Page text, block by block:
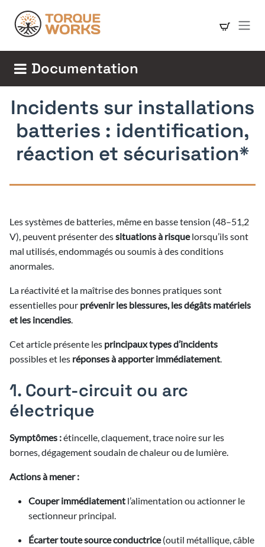
Documentation
2026
2026
2026
2026
2026
2026
2026
2026
2026
2026
2026
2026
2026
2026
Incidents sur installations
batteries : identification,
réaction et sécurisation*
Les systèmes de batteries, même en basse tension (48–51,2
V), peuvent présenter dessituations à risquelorsqu’ils sont
mal utilisés, endommagés ou soumis à des conditions
anormales.
La réactivité et la maîtrise des bonnes pratiques sont
essentielles pour prévenir les blessures, les dégâts matériels
et les incendies.
Cet article présente les principaux types d’incidents
possibles et les réponses à apporter immédiatement.
1. Court-circuit ou arc
électrique
Symptômes :étincelle, claquement, trace noire sur les
bornes, dégagement soudain de chaleur ou de lumière.
Actions à mener :
Couper immédiatement l’alimentation ou actionner le
sectionneur principal.
Écarter toute source conductrice(outil métallique, câble